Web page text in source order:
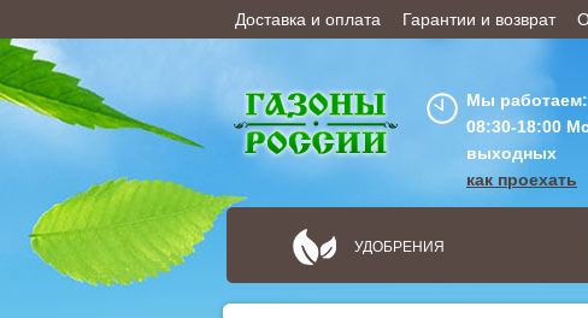
Доставка и оплата Гарантии и возврат
ОФОРМИТЬ ЗАКАЗ
Мы работаем:
08:30-18:00
выходных
как проехать
УДОБРЕНИЯ